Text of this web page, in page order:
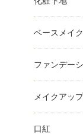
ベースメイク
ファンデー
メイクアップ
口紅